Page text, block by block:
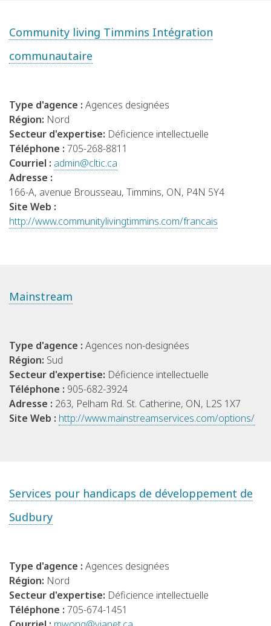
Community living Timmins Intégration
communautaire
Type d'agence : Agences designées
Région: Nord
Secteur d'expertise: Déficience intellectuelle
Téléphone : 705-268-8811
Courriel : admin@cltic.ca
Adresse :
166-A, avenue Brousseau, Timmins, ON, P4N 5Y4
Site Web :
http://www.communitylivingtimmins.com/francais
Mainstream
Type d'agence : Agences non-designées
Région: Sud
Secteur d'expertise: Déficience intellectuelle
Téléphone : 905-682-3924
Adresse : 263, Pelham Rd. St. Catherine, ON, L2S 1X7
Site Web : http://www.mainstreamservices.com/options/
Services pour handicaps de développement de
Sudbury
Type d'agence : Agences designées
Région: Nord
Secteur d'expertise: Déficience intellectuelle
Téléphone : 705-674-1451